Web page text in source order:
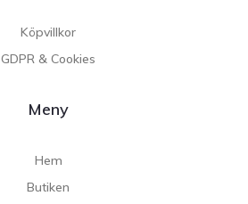
Köpvillkor
GDPR & Cookies
Meny
Hem
Butiken